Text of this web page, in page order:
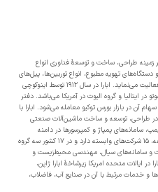
زمینه طراحی، ساخت و توسعهٔ فناوری انواع
تهویه مطبوع، انواع توربین‌ها، پیل‌های
سوختی، برج‌های خنک‌کننده و رآکتورهای هسته‌ای فعالیت می‌نماید. ابارا در سال ۱۹۱۲ توسط اینوکوچی
در ایتالیا و گروه الیوت در آمریکا می‌باشد. دفتر
آن در بازار بورس توکیو معامله می‌شود. ابارا با
طراحی، توسعه و ساخت ماشین‌آلات صنعتی
سامانه‌های پمپاژ و کمپرسورها در دامنه
گسترده‌ای از کاربردها دارد. ابارا اکنون ۱۰۴ شرکت تابعه، ۱۵ شرکت‌های وابسته دارد و در ۱۷ کشور سه گروه
و سامانه‌های سیال، مهندسی محیط‌زیست و
متحده امریکا زیرشاخهٔ ابارا ژاپن،
و خدمات مرتبط با آن در صنایع آب، فاضلاب،